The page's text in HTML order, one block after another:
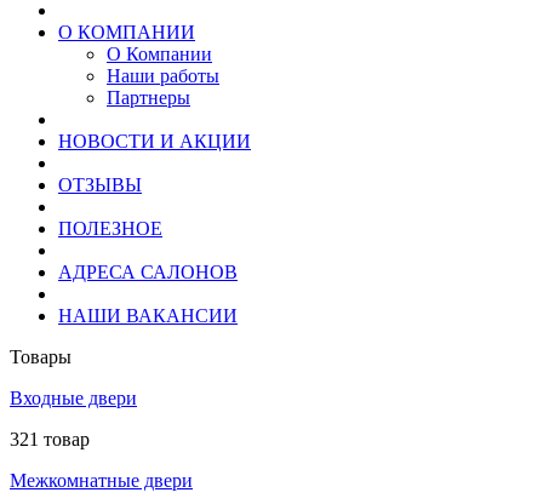
О КОМПАНИИ
О Компании
Наши работы
Партнеры
НОВОСТИ И АКЦИИ
ОТЗЫВЫ
ПОЛЕЗНОЕ
АДРЕСА САЛОНОВ
НАШИ ВАКАНСИИ
Товары
Входные двери
321 товар
Межкомнатные двери